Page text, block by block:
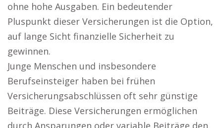
ohne hohe Ausgaben. Ein bedeutender
Pluspunkt dieser Versicherungen ist die Option,
auf lange Sicht finanzielle Sicherheit zu
gewinnen.
Junge Menschen und insbesondere
Berufseinsteiger haben bei frühen
Versicherungsabschlüssen oft sehr günstige
Beiträge. Diese Versicherungen ermöglichen
durch Ansparungen oder variable Beiträge den